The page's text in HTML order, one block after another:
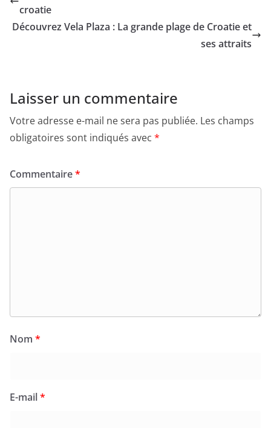
croatie
Découvrez Vela Plaza : La grande plage de Croatie et
ses attraits
Laisser un commentaire
Votre adresse e-mail ne sera pas publiée. Les champs
obligatoires sont indiqués avec *
Commentaire*
Nom *
E-mail*